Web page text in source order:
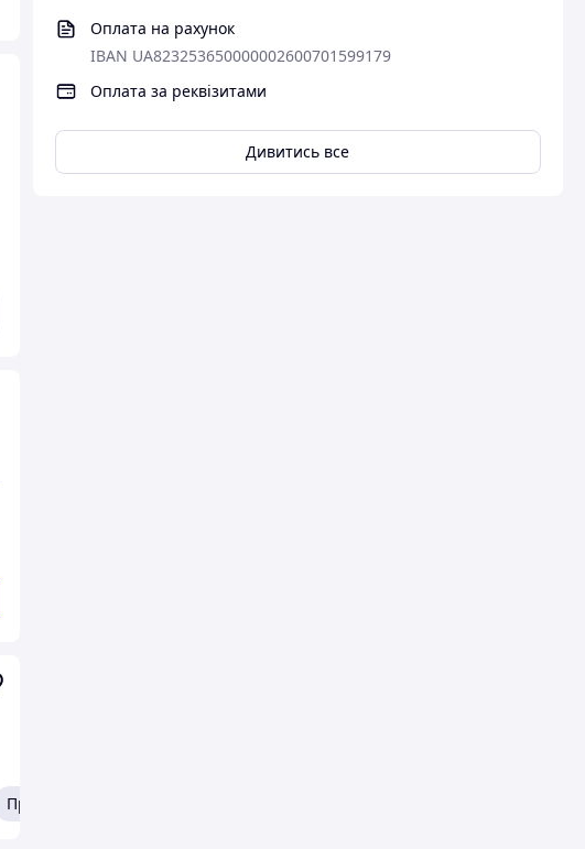
Оплата на рахунок
IBAN UA823253650000002600701599179
Оплата за реквізитами
Дивитись все
Про продавця